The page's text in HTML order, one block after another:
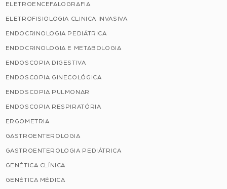
ELETROENCEFALOGRAFIA
ELETROFISIOLOGIA CLINICA INVASIVA
ENDOCRINOLOGIA PEDIÁTRICA
ENDOCRINOLOGIA E METABOLOGIA
ENDOSCOPIA DIGESTIVA
ENDOSCOPIA GINECOLÓGICA
ENDOSCOPIA PULMONAR
ENDOSCOPIA RESPIRATÓRIA
ERGOMETRIA
GASTROENTEROLOGIA
GASTROENTEROLOGIA PEDIÁTRICA
GENÉTICA CLÍNICA
GENÉTICA MÉDICA